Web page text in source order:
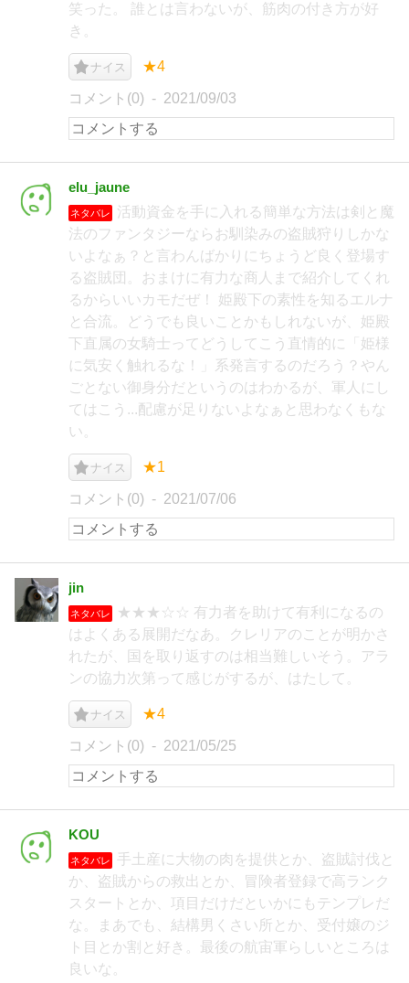
笑った。 誰とは言わないが、筋肉の付き方が好
き。
ナイス ★4
コメント(0) 2021/09/03
elu_jaune
ネタバレ
活動資金を手に入れる簡単な方法は剣と魔
法のファンタジーならお馴染みの盗賊狩りしかな
いよなぁ？と言わんばかりにちょうど良く登場す
る盗賊団。おまけに有力な商人まで紹介してくれ
るからいいカモだぜ！ 姫殿下の素性を知るエルナ
と合流。どうでも良いことかもしれないが、姫殿
下直属の女騎士ってどうしてこう直情的に「姫様
に気安く触れるな！」系発言するのだろう？やん
ごとない御身分だというのはわかるが、軍人にし
てはこう...配慮が足りないよなぁと思わなくもな
い。
ナイス ★1
コメント(0) 2021/07/06
jin
ネタバレ
★★★☆☆ 有力者を助けて有利になるの
はよくある展開だなあ。クレリアのことが明かさ
れたが、国を取り返すのは相当難しいそう。アラ
ンの協力次第って感じがするが、はたして。
ナイス ★4
コメント(0) 2021/05/25
KOU
ネタバレ
手土産に大物の肉を提供とか、盗賊討伐と
か、盗賊からの救出とか、冒険者登録で高ランク
スタートとか、項目だけだといかにもテンプレだ
な。まあでも、結構男くさい所とか、受付嬢のジ
ト目とか割と好き。最後の航宙軍らしいところは
良いな。